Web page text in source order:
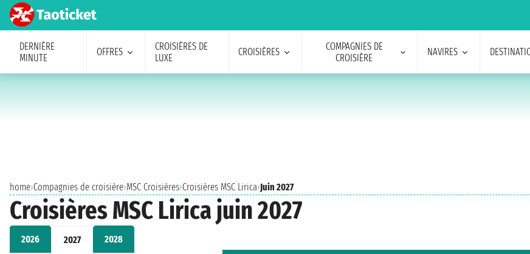
DERNIÈRE
MINUTE
OFFRES
CROISIÈRES DE
LUXE
CROISIÈRES
COMPAGNIES DE
CROISIÈRE
NAVIRES
home›Compagnies de croisière›MSC Croisières›Croisières MSC Lirica›Juin 2027
Croisières MSC Lirica juin 2027
2026 2027 2028